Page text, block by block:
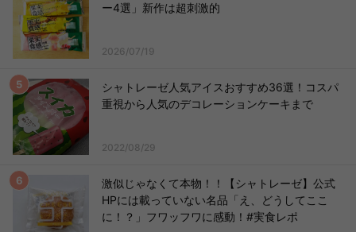
ー4選」新作は超刺激的
2026/07/19
シャトレーゼ人気アイスおすすめ36選！コスパ
重視から人気のデコレーションケーキまで
2022/08/29
激似じゃなくて本物！！【シャトレーゼ】公式
HPには載っていない名品「え、どうしてここ
に！？」フワッフワに感動！#実食レポ